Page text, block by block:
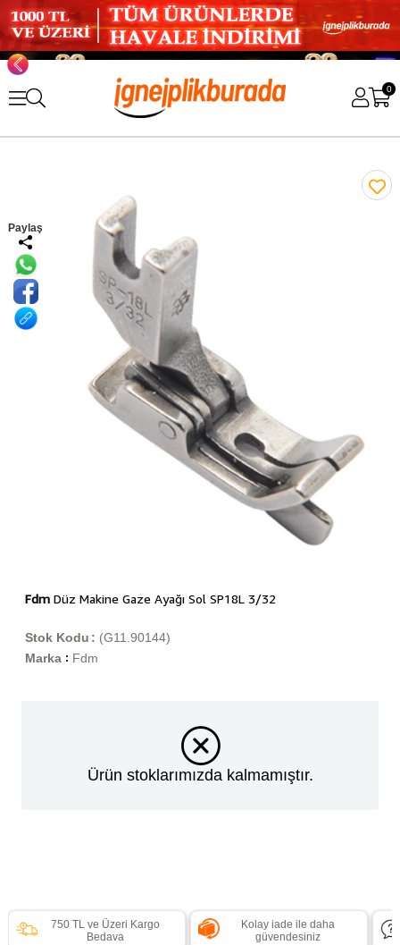
0
Paylaş
FdmDüz Makine Gaze Ayağı Sol SP18L 3/32
(G11.90144)
Stok Kodu
Marka : Fdm
Ürün stoklarımızda kalmamıştır.
750 TL ve Üzeri Kargo
Bedava
Kolay iade ile daha
güvendesiniz